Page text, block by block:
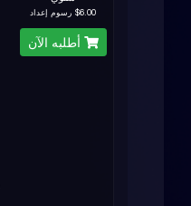
$6.00 رسوم إعداد
أطلبه الآن